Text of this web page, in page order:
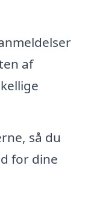
af
så du
for dine